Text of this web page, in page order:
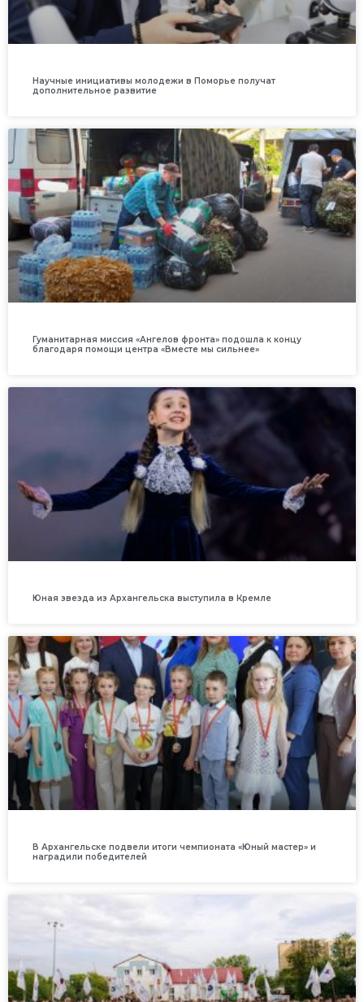
Научные инициативы молодежи в Поморье получат
дополнительное развитие
Гуманитарная миссия «Ангелов фронта» подошла к концу
благодаря помощи центра «Вместе мы сильнее»
Юная звезда из Архангельска выступила в Кремле
В Архангельске подвели итоги чемпионата «Юный мастер» и
наградили победителей